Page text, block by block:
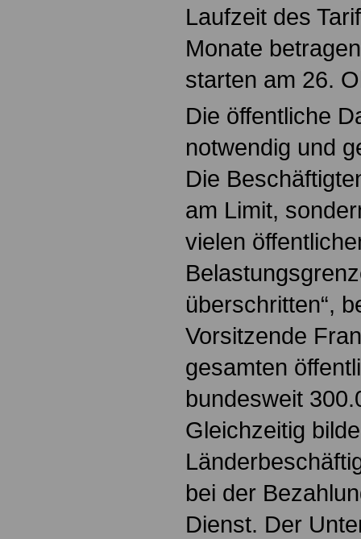
Laufzeit des
Monate
starten am 26.
Die öffentliche
notwendig und
Die
am Limit,
vielen
überschritten“,
Vorsitzende
gesamten
bundesweit
Gleichzeitig
bei der
Dienst. Der